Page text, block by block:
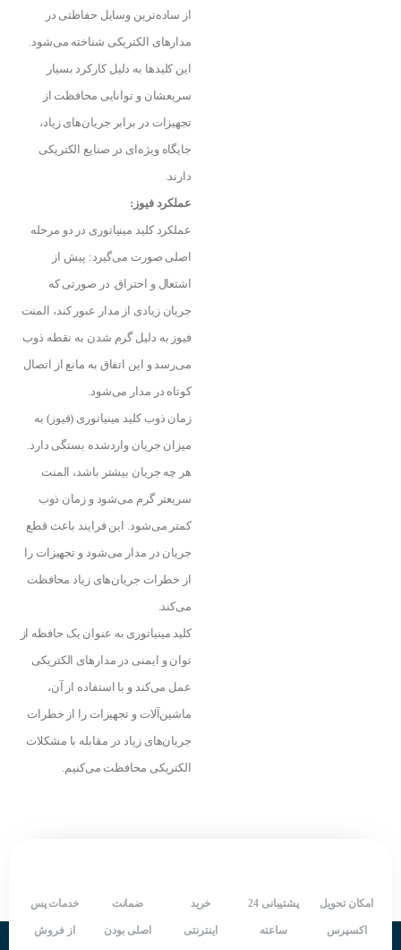
از ساده‌ترین وسایل حفاظتی در
مدارهای الکتریکی شناخته می‌شود.
این کلیدها به دلیل کارکرد بسیار
سریعشان و توانایی محافظت از
تجهیزات در برابر جریان‌های زیاد،
جایگاه ویژه‌ای در صنایع الکتریکی
دارند.
عملکرد فیوز:
عملکرد کلید مینیاتوری در دو مرحله
اصلی صورت می‌گیرد: پیش از
اشتعال و احتراق. در صورتی که
جریان زیادی از مدار عبور کند، المنت
فیوز به دلیل گرم شدن به نقطه ذوب
می‌رسد و این اتفاق به مانع از اتصال
کوتاه در مدار می‌شود.
زمان ذوب کلید مینیاتوری (فیوز) به
میزان جریان واردشده بستگی دارد.
هر چه جریان بیشتر باشد، المنت
سریعتر گرم می‌شود و زمان ذوب
کمتر می‌شود. این فرایند باعث قطع
جریان در مدار می‌شود و تجهیزات را
از خطرات جریان‌های زیاد محافظت
می‌کند.
کلید مینیاتوری به عنوان یک حافظه از
توان و ایمنی در مدارهای الکتریکی
عمل می‌کند و با استفاده از آن،
ماشین‌آلات و تجهیزات را از خطرات
جریان‌های زیاد در مقابله با مشکلات
الکتریکی محافظت می‌کنیم.
امکان تحویل
اکسپرس
پشتیبانی 24
ساعته
خرید
اینترنتی
ضمانت
اصلی بودن
خدمات پس
از فروش